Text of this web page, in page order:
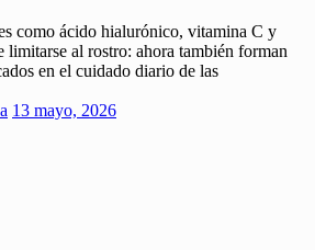
como ácido hialurónico, vitamina C y
al rostro: ahora también forman
en el cuidado diario de las
13 mayo, 2026